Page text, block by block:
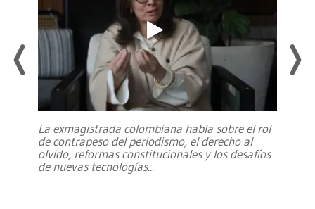
La exmagistrada colombiana habla sobre el rol
de contrapeso del periodismo, el derecho al
olvido, reformas constitucionales y los desafíos
de nuevas tecnologías...